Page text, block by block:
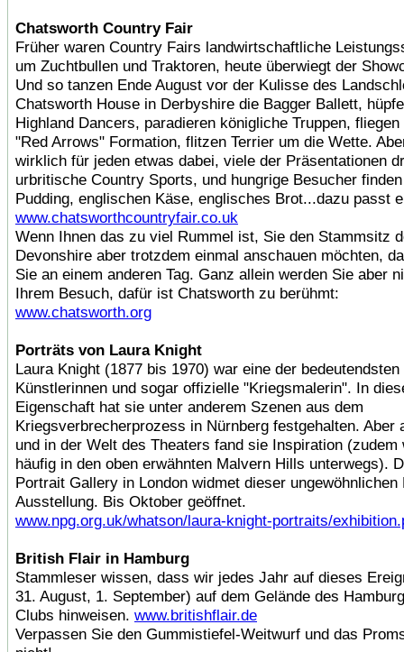
Chatsworth Country Fair
Früher waren Country Fairs landwirtschaftliche
um Zuchtbullen und Traktoren, heute überwiegt der
Und so tanzen Ende August vor der Kulisse des
Chatsworth House in Derbyshire die Bagger Ballett,
Highland Dancers, paradieren königliche Truppen,
"Red Arrows" Formation, flitzen Terrier um die Wette.
wirklich für jeden etwas dabei, viele der Präsentationen
urbritische Country Sports, und hungrige Besucher
Pudding, englischen Käse, englisches Brot...dazu passt
www.chatsworthcountryfair.co.uk
Wenn Ihnen das zu viel Rummel ist, Sie den Stammsitz
Devonshire aber trotzdem einmal anschauen möchten,
Sie an einem anderen Tag. Ganz allein werden Sie aber
Ihrem Besuch, dafür ist Chatsworth zu berühmt:
www.chatsworth.org
Porträts von Laura Knight
Laura Knight (1877 bis 1970) war eine der
Künstlerinnen und sogar offizielle "Kriegsmalerin". In
Eigenschaft hat sie unter anderem Szenen aus dem
Kriegsverbrecherprozess in Nürnberg festgehalten. Aber
und in der Welt des Theaters fand sie Inspiration (zudem
häufig in den oben erwähnten Malvern Hills unterwegs).
Portrait Gallery in London widmet dieser ungewöhnlichen
Ausstellung. Bis Oktober geöffnet.
www.npg.org.uk/whatson/laura-knight-portraits/
British Flair in Hamburg
Stammleser wissen, dass wir jedes Jahr auf dieses
31. August, 1. September) auf dem Gelände des
Clubs hinweisen. www.britishflair.de
Verpassen Sie den Gummistiefel-Weitwurf und das